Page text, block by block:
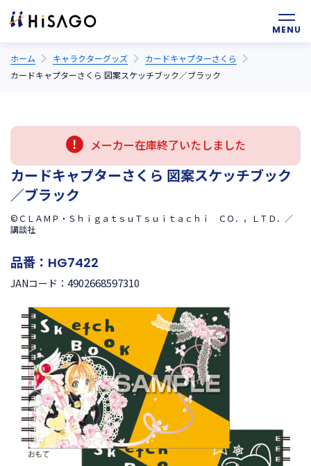
ホーム キャラクターグッズ
カードキャプターさくら
カードキャプターさくら 図案スケッチブック／ブラック
メーカー在庫終了いたしました
カードキャプターさくら 図案スケッチブック
／ブラック
©ＣＬＡＭＰ・ＳｈｉｇａｔｓｕＴｓｕｉｔａｃｈｉ ＣＯ．，ＬＴＤ．／
講談社
品番： HG7422
JANコード： 4902668597310